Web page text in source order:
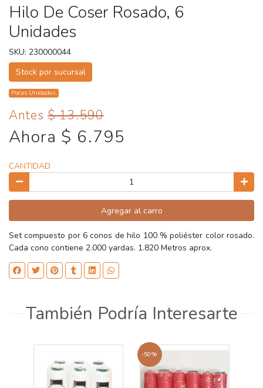
Hilo De Coser Rosado, 6
Unidades
SKU: 230000044
Stock por sucursal
Pocas Unidades.
Antes$ 13.590
Ahora $ 6.795
CANTIDAD
Agregar al carro
Set compuesto por 6 conos de hilo 100 % poliéster color rosado.
Cada cono contiene 2.000 yardas. 1.820 Metros aprox.
También Podría Interesarte
-50%